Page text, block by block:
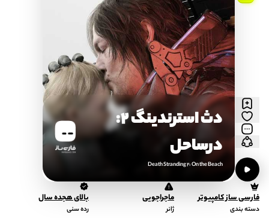
دث استرندینگ 2:
درساحل
Death Stranding 2: On the Beach
فارسی ساز کامپیوتر
دسته بندی
ماجراجویی
ژانر
بالای هجده سال
رده سنی